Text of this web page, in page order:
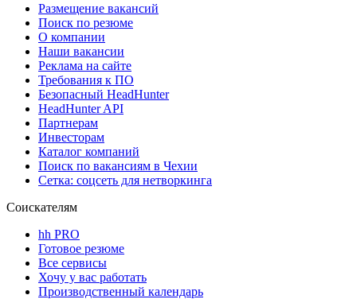
Размещение вакансий
Поиск по резюме
О компании
Наши вакансии
Реклама на сайте
Требования к ПО
Безопасный HeadHunter
HeadHunter API
Партнерам
Инвесторам
Каталог компаний
Поиск по вакансиям в Чехии
Сетка: соцсеть для нетворкинга
Соискателям
hh PRO
Готовое резюме
Все сервисы
Хочу у вас работать
Производственный календарь